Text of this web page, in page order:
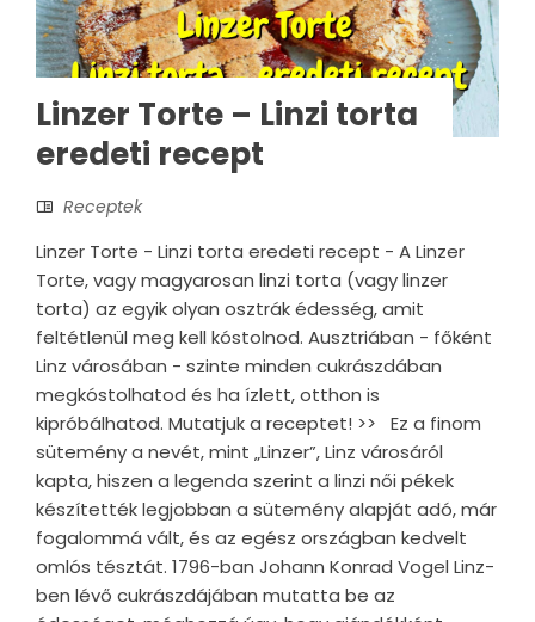
Linzer Torte – Linzi torta
eredeti recept
Receptek
Linzer Torte - Linzi torta eredeti recept - A Linzer
Torte, vagy magyarosan linzi torta (vagy linzer
torta) az egyik olyan osztrák édesség, amit
feltétlenül meg kell kóstolnod. Ausztriában - főként
Linz városában - szinte minden cukrászdában
megkóstolhatod és ha ízlett, otthon is
kipróbálhatod. Mutatjuk a receptet! >> Ez a finom
sütemény a nevét, mint „Linzer”, Linz városáról
kapta, hiszen a legenda szerint a linzi női pékek
készítették legjobban a sütemény alapját adó, már
fogalommá vált, és az egész országban kedvelt
omlós tésztát. 1796-ban Johann Konrad Vogel Linz-
ben lévő cukrászdájában mutatta be az